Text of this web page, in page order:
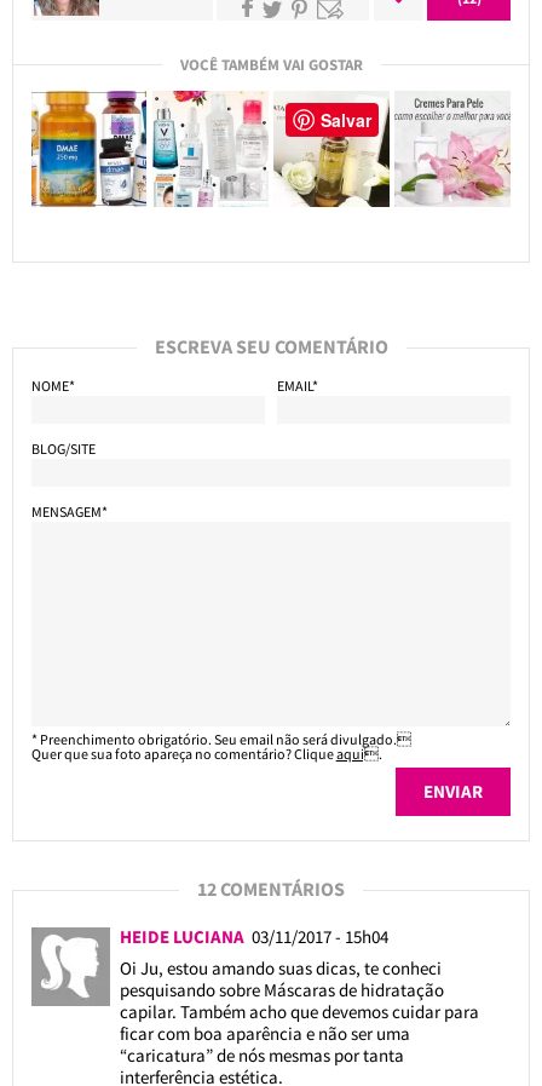
VOCÊ TAMBÉM VAI GOSTAR
ESCREVA SEU COMENTÁRIO
NOME* EMAIL*
BLOG/SITE
MENSAGEM*
* Preenchimento obrigatório. Seu email não será divulgado.
Quer que sua foto apareça no comentário? Cliqueaqui.
12 COMENTÁRIOS
HEIDE LUCIANA 03/11/2017 - 15h04
Oi Ju, estou amando suas dicas, te conheci
pesquisando sobre Máscaras de hidratação
capilar. Também acho que devemos cuidar para
ficar com boa aparência e não ser uma
“caricatura” de nós mesmas por tanta
interferência estética.
Salvar